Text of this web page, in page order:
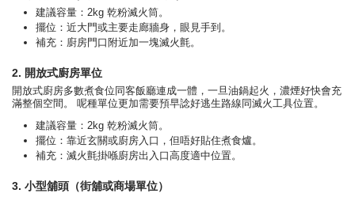
建議容量：2kg 乾粉滅火筒。
擺位：近大門或主要走廊牆身，眼見手到。
補充：廚房門口附近加一塊滅火氈。
2. 開放式廚房單位
開放式廚房多數煮食位同客飯廳連成一體，一旦油鍋起火，濃煙好快會充
滿整個空間。 呢種單位更加需要預早諗好逃生路線同滅火工具位置。
建議容量：2kg 乾粉滅火筒。
擺位：靠近玄關或廚房入口，但唔好貼住煮食爐。
補充：滅火氈掛喺廚房出入口高度適中位置。
3. 小型舖頭（街舖或商場單位）